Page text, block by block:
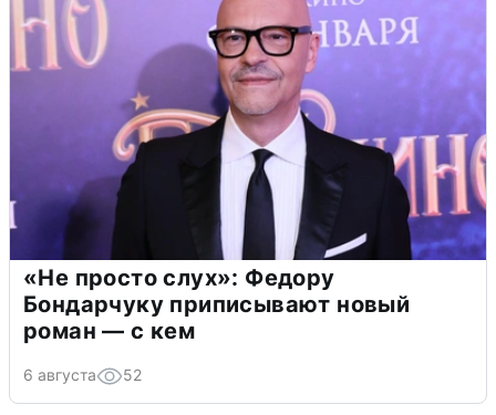
«Не просто слух»: Федору
Бондарчуку приписывают новый
роман — с кем
6 августа 52